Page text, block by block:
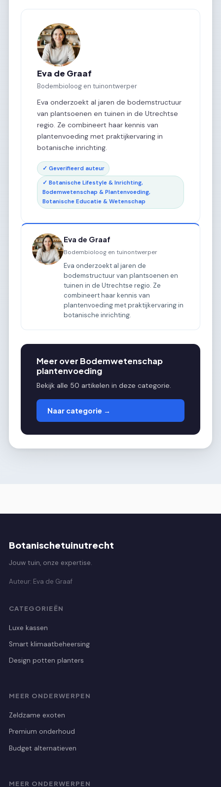
Eva de Graaf
Bodembioloog en tuinontwerper
Eva onderzoekt al jaren de bodemstructuur
van plantsoenen en tuinen in de Utrechtse
regio. Ze combineert haar kennis van
plantenvoeding met praktijkervaring in
botanische inrichting.
✓ Geverifieerd auteur
✓ Botanische Lifestyle & Inrichting,
Bodemwetenschap & Plantenvoeding,
Botanische Educatie & Wetenschap
Eva de Graaf
Bodembioloog en tuinontwerper
Eva onderzoekt al jaren de
bodemstructuur van plantsoenen en
tuinen in de Utrechtse regio. Ze
combineert haar kennis van
plantenvoeding met praktijkervaring in
botanische inrichting.
Meer over Bodemwetenschap
plantenvoeding
Bekijk alle 50 artikelen in deze categorie.
Naar categorie →
Botanischetuinutrecht
Jouw tuin, onze expertise.
Auteur: Eva de Graaf
CATEGORIEËN
Luxe kassen
Smart klimaatbeheersing
Design potten planters
MEER ONDERWERPEN
Zeldzame exoten
Premium onderhoud
Budget alternatieven
MEER ONDERWERPEN